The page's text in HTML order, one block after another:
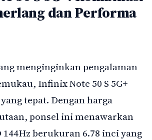
dan Performa
menginginkan pengalaman
Infinix Note 50 S 5G+
tepat. Dengan harga
ponsel ini menawarkan
144Hz berukuran 6.78 inci yang